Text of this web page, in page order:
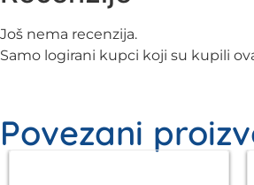
Još nema recenzija.
Samo logirani kupci koji su kupili
Povezani